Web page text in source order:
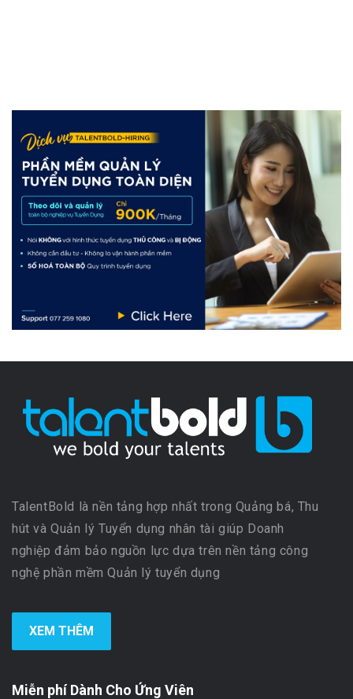
TalentBold là nền tảng hợp nhất trong Quảng bá, Thu
hút và Quản lý Tuyển dụng nhân tài giúp Doanh
nghiệp đảm bảo nguồn lực dựa trên nền tảng công
nghệ phần mềm Quản lý tuyển dụng
XEM THÊM
Miễn phí Dành Cho Ứng Viên